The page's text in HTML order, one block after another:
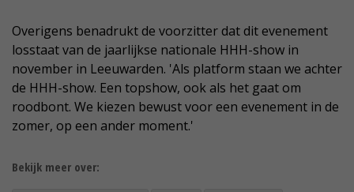
Overigens benadrukt de voorzitter dat dit evenement
losstaat van de jaarlijkse nationale HHH-show in
november in Leeuwarden. 'Als platform staan we achter
de HHH-show. Een topshow, ook als het gaat om
roodbont. We kiezen bewust voor een evenement in de
zomer, op een ander moment.'
Bekijk meer over: